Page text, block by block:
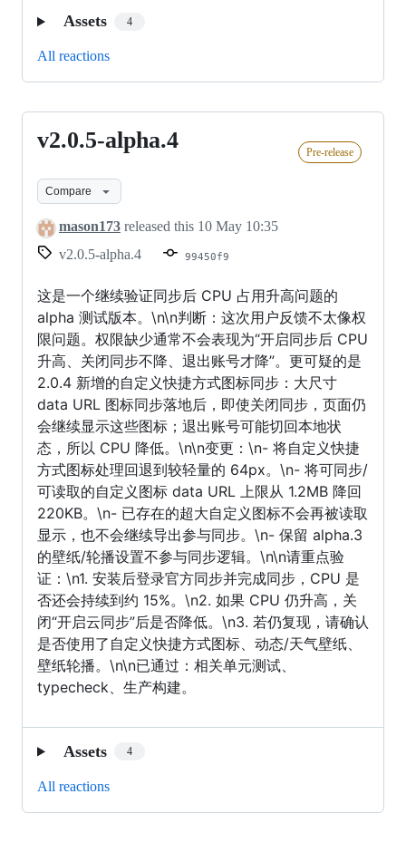
Assets 4
All reactions
v2.0.5-
v2.0.5-alpha.4 Pre-release
Compare
mason173 released this 10 May 10:35
v2.0.5-alpha.4
99450f9
这是一个继续验证同步后 CPU 占用升高问题的
alpha 测试版本。\n\n判断：这次用户反馈不太像权
限问题。权限缺少通常不会表现为“开启同步后 CPU
升高、关闭同步不降、退出账号才降”。更可疑的是
2.0.4 新增的自定义快捷方式图标同步：大尺寸
data URL 图标同步落地后，即使关闭同步，页面仍
会继续显示这些图标；退出账号可能切回本地状
态，所以 CPU 降低。\n\n变更：\n- 将自定义快捷
方式图标处理回退到较轻量的 64px。\n- 将可同步/
可读取的自定义图标 data URL 上限从 1.2MB 降回
220KB。\n- 已存在的超大自定义图标不会再被读取
显示，也不会继续导出参与同步。\n- 保留 alpha.3
的壁纸/轮播设置不参与同步逻辑。\n\n请重点验
证：\n1. 安装后登录官方同步并完成同步，CPU 是
否还会持续到约 15%。\n2. 如果 CPU 仍升高，关
闭“开启云同步”后是否降低。\n3. 若仍复现，请确认
是否使用了自定义快捷方式图标、动态/天气壁纸、
壁纸轮播。\n\n已通过：相关单元测试、
typecheck、生产构建。
Assets 4
All reactions